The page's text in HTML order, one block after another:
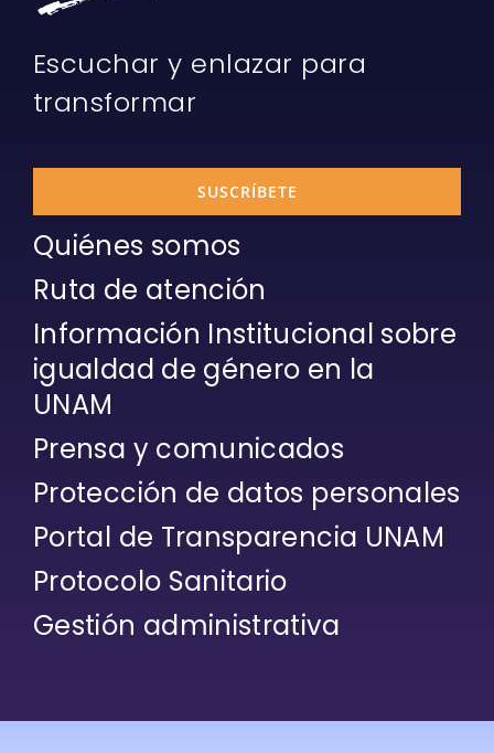
Escuchar y enlazar para
transformar
SUSCRÍBETE
Quiénes somos
Ruta de atención
Información Institucional sobre
igualdad de género en la
UNAM
Prensa y comunicados
Protección de datos personales
Portal de Transparencia UNAM
Protocolo Sanitario
Gestión administrativa